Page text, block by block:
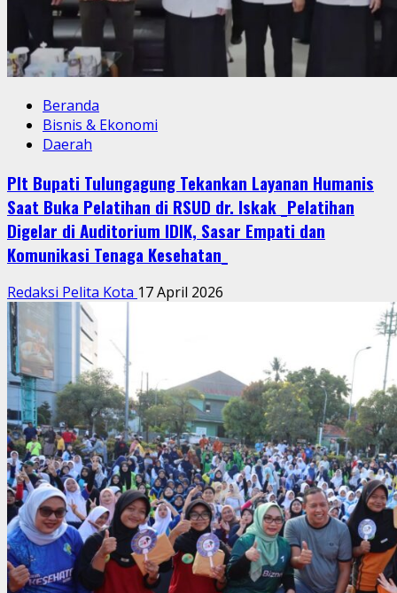
Beranda
Bisnis & Ekonomi
Daerah
Plt Bupati Tulungagung Tekankan Layanan Humanis
Saat Buka Pelatihan di RSUD dr. Iskak _Pelatihan
Digelar di Auditorium IDIK, Sasar Empati dan
Komunikasi Tenaga Kesehatan_
Redaksi Pelita Kota 17 April 2026